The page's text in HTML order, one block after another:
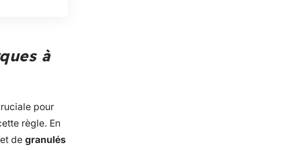
à
pour
règle. En
et de granulés